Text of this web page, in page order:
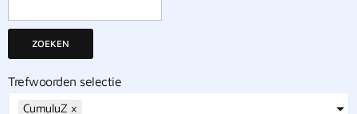
ZOEKEN
Trefwoorden selectie
CumuluZ ×